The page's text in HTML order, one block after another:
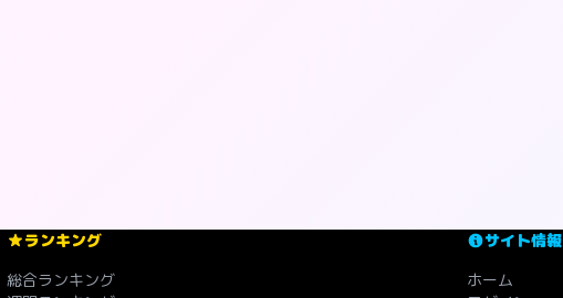
ランキング
総合ランキング
サイト情報
ホーム